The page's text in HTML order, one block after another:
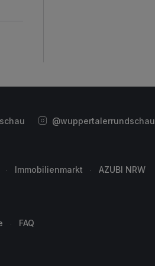
@wuppertalerrundschau
Immobilienmarkt AZUBI NRW
FAQ